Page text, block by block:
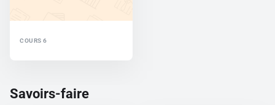
COURS 6
Savoirs-faire